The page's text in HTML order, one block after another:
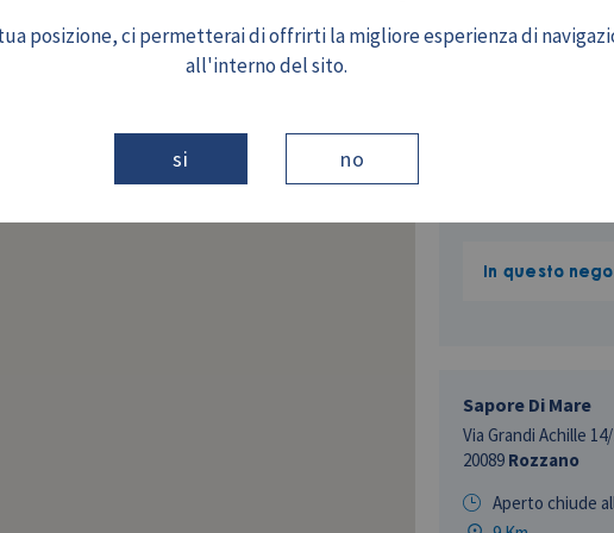
20090Buccinasco
chiude
In questo
Sapore Di Mare
Via Grandi Achille
20089 Rozzano
Aperto chiude
posizione, ci permetterai di offrirti la migliore esperienza di
all'interno del sito.
si no